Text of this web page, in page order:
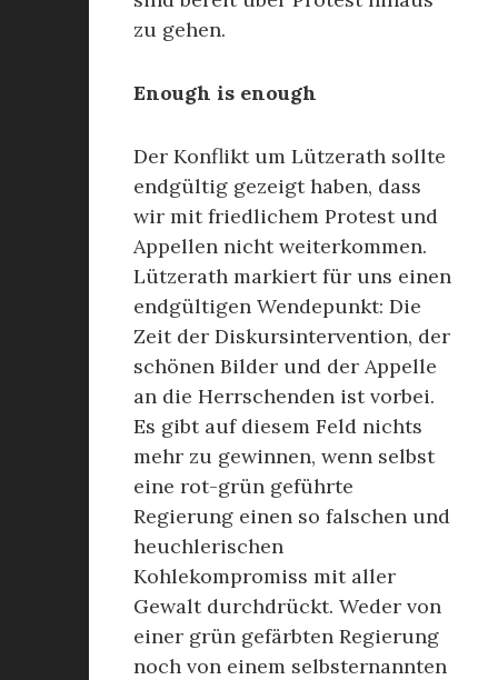
zu gehen.
Enough is enough
Der Konflikt um Lützerath sollte
endgültig gezeigt haben, dass
wir mit friedlichem Protest und
Appellen nicht weiterkommen.
Lützerath markiert für uns einen
endgültigen Wendepunkt: Die
Zeit der Diskursintervention, der
schönen Bilder und der Appelle
an die Herrschenden ist vorbei.
Es gibt auf diesem Feld nichts
mehr zu gewinnen, wenn selbst
eine rot-grün geführte
Regierung einen so falschen und
heuchlerischen
Kohlekompromiss mit aller
Gewalt durchdrückt. Weder von
einer grün gefärbten Regierung
noch von einem selbsternannten